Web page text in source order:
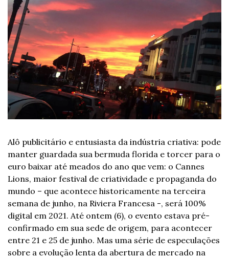
Alô publicitário e entusiasta da indústria criativa: pode
manter guardada sua bermuda florida e torcer para o
euro baixar até meados do ano que vem: o Cannes
Lions, maior festival de criatividade e propaganda do
mundo – que acontece historicamente na terceira
semana de junho, na Riviera Francesa -, será 100%
digital em 2021. Até ontem (6), o evento estava pré-
confirmado em sua sede de origem, para acontecer
entre 21 e 25 de junho. Mas uma série de especulações
sobre a evolução lenta da abertura de mercado na